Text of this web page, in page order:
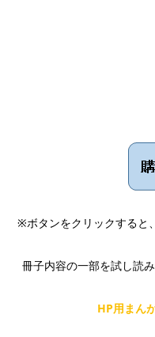
※ボタンをクリックすると
冊子内容の一部を試し読
HP用まん